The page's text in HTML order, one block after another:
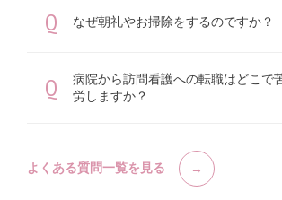
Q なぜ朝礼やお掃除をするのですか？
Q
病院から訪問看護への転職はどこで
労しますか？
よくある質問一覧を見る